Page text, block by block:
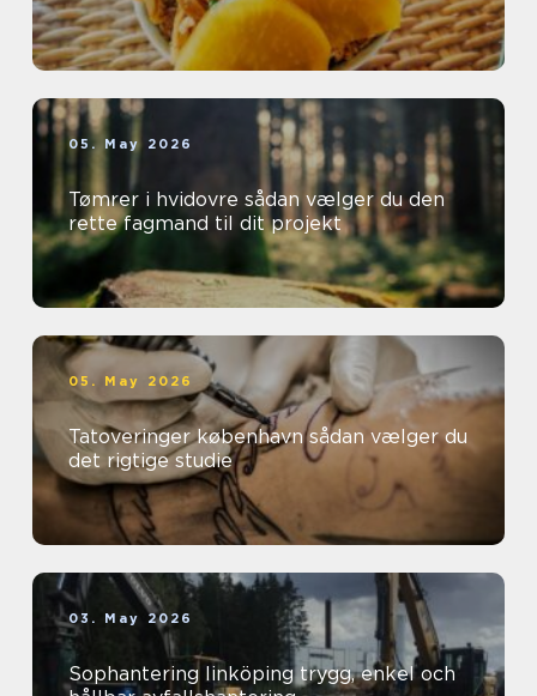
05. May 2026
Tømrer i hvidovre sådan vælger du den
rette fagmand til dit projekt
05. May 2026
Tatoveringer københavn sådan vælger du
det rigtige studie
03. May 2026
Sophantering linköping trygg, enkel och